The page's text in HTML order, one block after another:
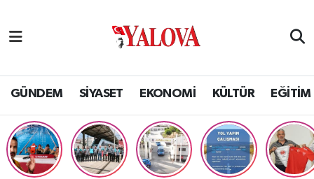
GÜNDEM SİYASET EKONOMİ KÜLTÜR EĞİTİM
SİYASET
EKONOMİ
KÜLTÜR
Yalova Nöbetçi Eczaneler
Yalova Hava Durumu
Yalova Namaz Vakitleri
Yalova Trafik Yoğunluk Haritası